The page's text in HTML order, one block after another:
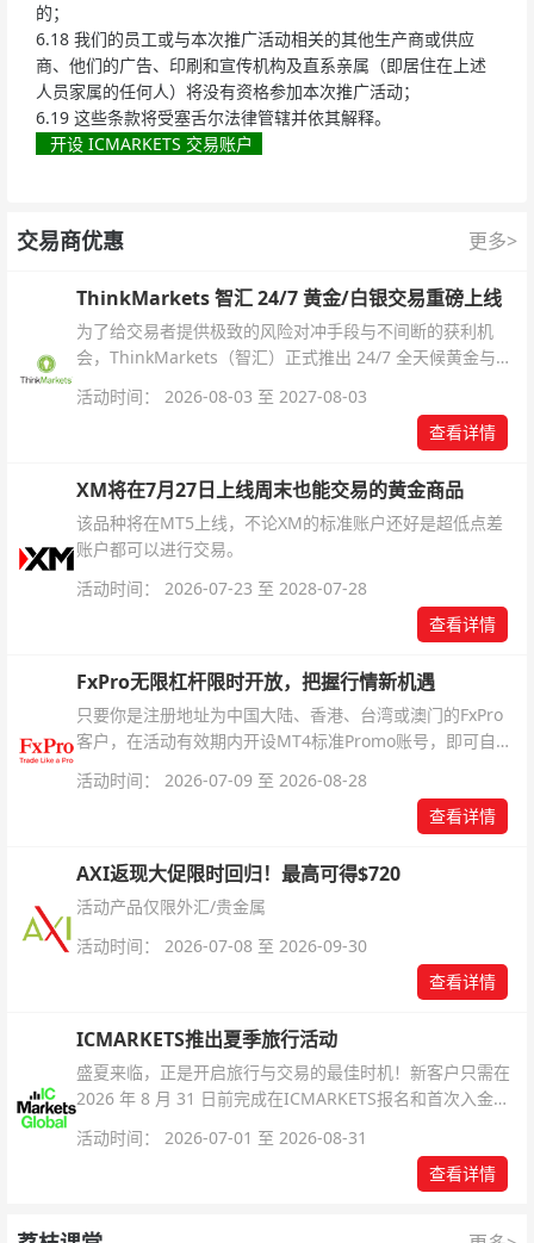
的；
6.18 我们的员工或与本次推广活动相关的其他生产商或供应
商、他们的广告、印刷和宣传机构及直系亲属（即居住在上述
人员家属的任何人）将没有资格参加本次推广活动；
6.19 这些条款将受塞舌尔法律管辖并依其解释。
开设 ICMARKETS 交易账户
交易商优惠 更多>
ThinkMarkets 智汇 24/7 黄金/白银交易重磅上线
为了给交易者提供极致的风险对冲手段与不间断的获利机
会，ThinkMarkets（智汇）正式推出 24/7 全天候黄金与白
杆配置、支持软件及交易细则。
活动时间： 2026-08-03 至 2027-08-03
查看详情
XM将在7月27日上线周末也能交易的黄金商品
该品种将在MT5上线，不论XM的标准账户还好是超低点差
账户都可以进行交易。
活动时间： 2026-07-23 至 2028-07-28
查看详情
FxPro无限杠杆限时开放，把握行情新机遇
只要你是注册地址为中国大陆、香港、台湾或澳门的FxPro
客户，在活动有效期内开设MT4标准Promo账号，即可自动
活动时间： 2026-07-09 至 2026-08-28
查看详情
AXI返现大促限时回归！最高可得$720
活动产品仅限外汇/贵金属
活动时间： 2026-07-08 至 2026-09-30
查看详情
ICMARKETS推出夏季旅行活动
盛夏来临，正是开启旅行与交易的最佳时机！新客户只需在
2026 年 8 月 31 日前完成在ICMARKETS报名和首次入金即
活动时间： 2026-07-01 至 2026-08-31
查看详情